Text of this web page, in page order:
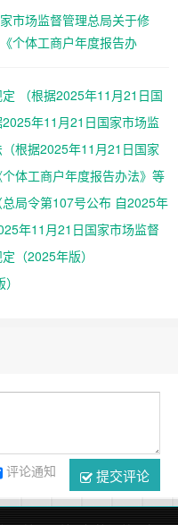
市场监督管理总局关于修
个体工商户年度报告办
108号公布 自2025年12月
（根据2025年11月21日国
修正）年11月21日国家市场监
根据2025年11月21日国家
正）
体工商户年度报告办法》等
自2025年12月25日起施
局令第107号公布 自2025年
年11月21日国家市场监督
（2025年版）
提交评论
评论通知